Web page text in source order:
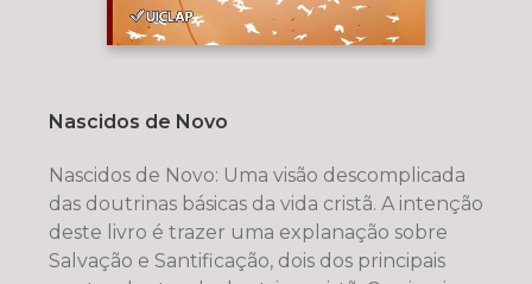
Nascidos de Novo
Nascidos de Novo: Uma visão descomplicada
das doutrinas básicas da vida cristã. A intenção
deste livro é trazer uma explanação sobre
Salvação e Santificação, dois dos principais